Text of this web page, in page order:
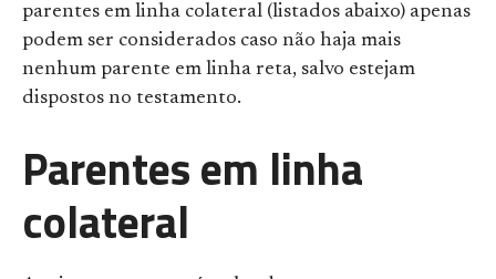
parentes em linha colateral (listados abaixo) apenas
podem ser considerados caso não haja mais
nenhum parente em linha reta, salvo estejam
dispostos no testamento.
Parentes em linha
colateral